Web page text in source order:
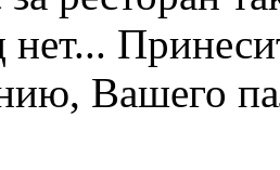
нет...
Вашего